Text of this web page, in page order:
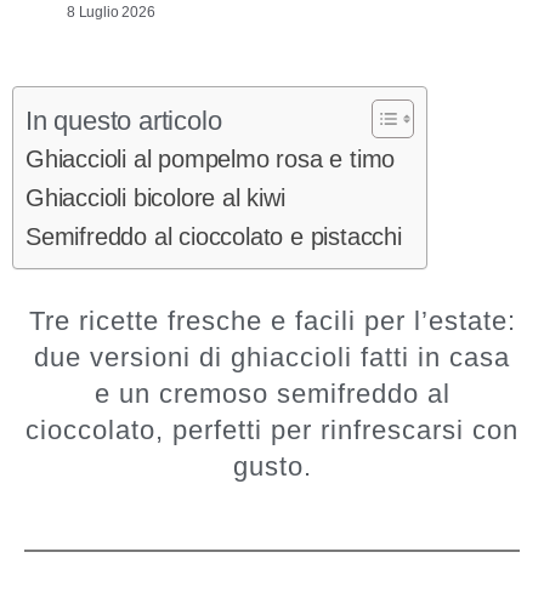
8 Luglio 2026
In questo articolo
Ghiaccioli al pompelmo rosa e timo
Ghiaccioli bicolore al kiwi
Semifreddo al cioccolato e pistacchi
Tre ricette fresche e facili per l’estate:
due versioni di ghiaccioli fatti in casa
e un cremoso semifreddo al
cioccolato, perfetti per rinfrescarsi con
gusto.